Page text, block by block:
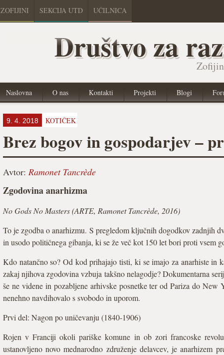
ZOFIJINI SEKCIJA UTD UČILNICA
Društvo za
Naslovna O nas Kontakti Projekti Blogi
9. 4. 2018 KOTIČEK
Brez bogov in gospodarjev –
Avtor: Ramonet Tancrède
Zgodovina anarhizma
No Gods No Masters (ARTE, Ramonet Tancrède, 2016)
To je zgodba o anarhizmu. S pregledom ključnih dogodkov zadnjih
in usodo političnega gibanja, ki se že več kot 150 let bori proti vsem
Kdo natančno so? Od kod prihajajo tisti, ki se imajo za anarhiste in
zakaj njihova zgodovina vzbuja takšno nelagodje? Dokumentarna
še ne videne in pozabljene arhivske posnetke ter od Pariza do
nenehno navdihovalo s svobodo in uporom.
Prvi del: Nagon po uničevanju (1840-1906)
Rojen v Franciji okoli pariške komune in ob zori francoske
ustanovljeno novo mednarodno združenje delavcev, je